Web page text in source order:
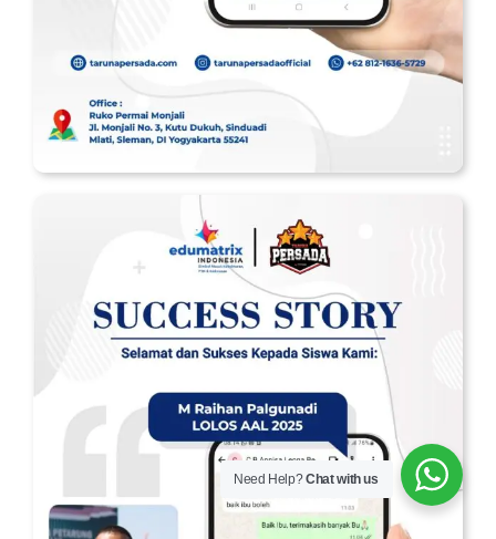
Need Help?Chat with us